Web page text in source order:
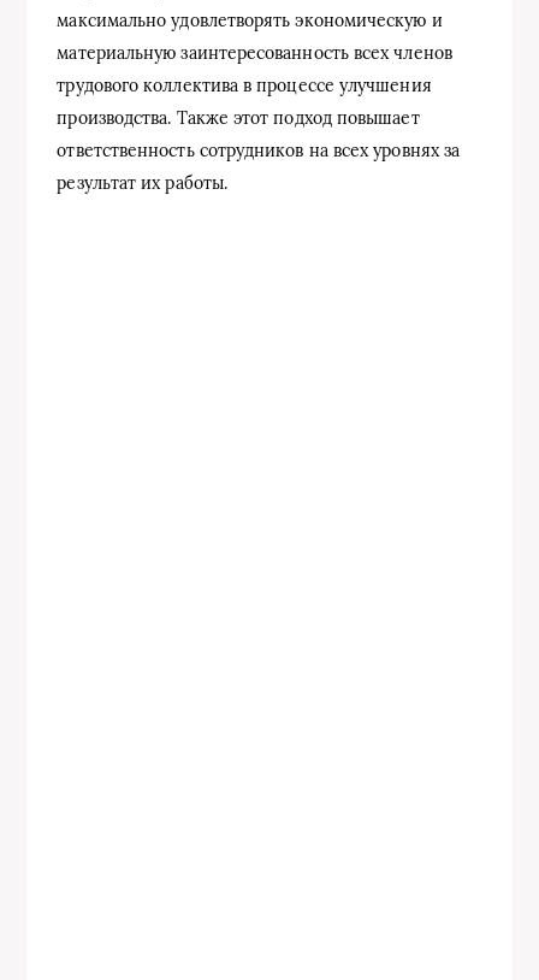
максимально удовлетворять экономическую и
материальную заинтересованность всех членов
трудового коллектива в процессе улучшения
производства. Также этот подход повышает
ответственность сотрудников на всех уровнях за
результат их работы.